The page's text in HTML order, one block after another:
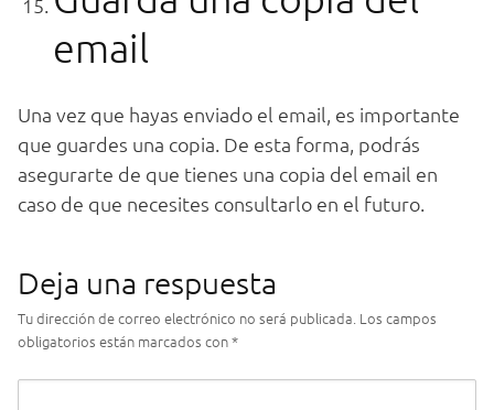
email
Una vez que hayas enviado el email, es importante
que guardes una copia. De esta forma, podrás
asegurarte de que tienes una copia del email en
caso de que necesites consultarlo en el futuro.
Deja una respuesta
Tu dirección de correo electrónico no será publicada. Los campos
obligatorios están marcados con*